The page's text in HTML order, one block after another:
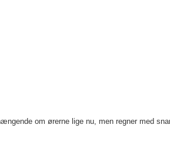
om ørerne lige nu, men regner med